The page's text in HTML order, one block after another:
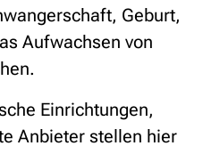
Geburt,
Aufwachsen von
Einrichtungen,
Anbieter stellen hier